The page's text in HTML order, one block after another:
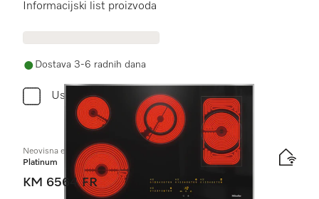
Informacijski list proizvoda
Dostava 3-6 radnih dana
Usporediti
Neovisna električna ploča
Platinum
KM 6564 FR